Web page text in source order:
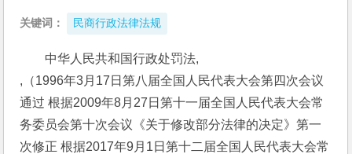
关键词： 民商行政法律法规
中华人民共和国行政处罚法,
,（1996年3月17日第八届全国人民代表大会第四次会议
通过 根据2009年8月27日第十一届全国人民代表大会常
务委员会第十次会议《关于修改部分法律的决定》第一
次修正 根据2017年9月1日第十二届全国人民代表大会常